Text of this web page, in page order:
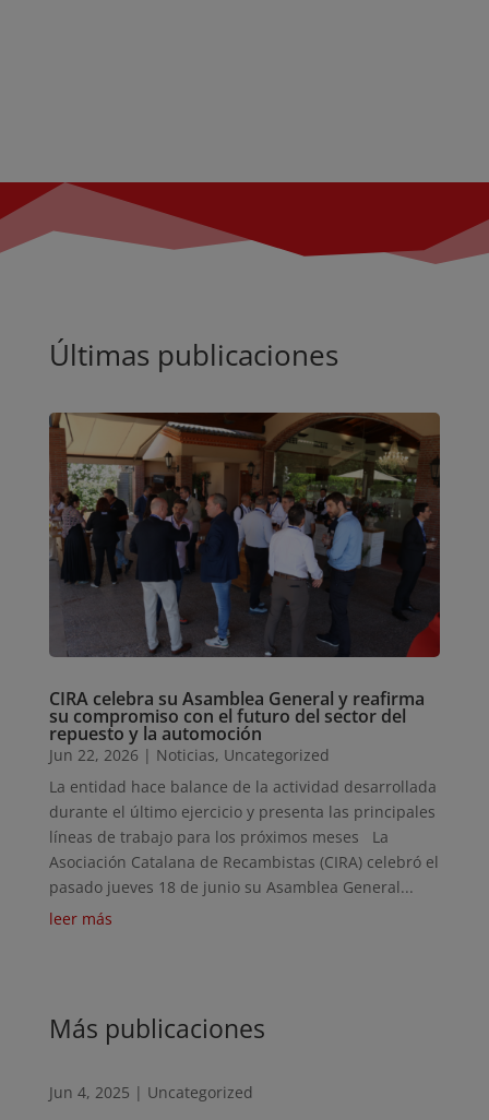
Últimas publicaciones
CIRA celebra su Asamblea General y reafirma
su compromiso con el futuro del sector del
repuesto y la automoción
Jun 22, 2026 | Noticias, Uncategorized
La entidad hace balance de la actividad desarrollada
durante el último ejercicio y presenta las principales
líneas de trabajo para los próximos meses La
Asociación Catalana de Recambistas (CIRA) celebró el
pasado jueves 18 de junio su Asamblea General...
leer más
Más publicaciones
Jun 4, 2025 | Uncategorized